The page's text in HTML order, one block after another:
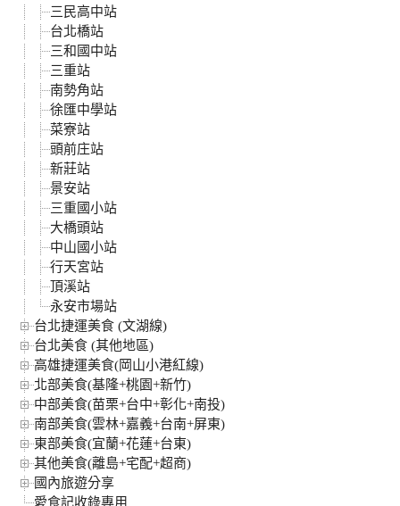
三民高中站
台北橋站
三和國中站
三重站
南勢角站
徐匯中學站
菜寮站
頭前庄站
新莊站
景安站
三重國小站
大橋頭站
中山國小站
行天宮站
頂溪站
永安市場站
台北捷運美食 (文湖線)
台北美食 (其他地區)
高雄捷運美食(岡山小港紅線)
北部美食(基隆+桃園+新竹)
中部美食(苗栗+台中+彰化+南投)
南部美食(雲林+嘉義+台南+屏東)
東部美食(宜蘭+花蓮+台東)
其他美食(離島+宅配+超商)
國內旅遊分享
愛食記收錄專用